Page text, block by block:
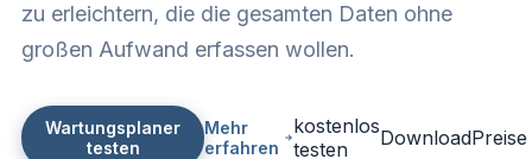
zu erleichtern, die die gesamten Daten ohne
großen Aufwand erfassen wollen.
Wartungsplaner
testen
Mehr
erfahren
kostenlos
testen
DownloadPreise